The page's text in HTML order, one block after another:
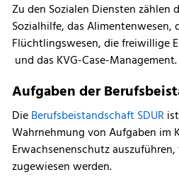
Zu den Sozialen Diensten zählen
Sozialhilfe, das Alimentenwesen,
Flüchtlingswesen, die freiwillige
und das KVG-Case-Management.
Aufgaben der
DieBerufsbeistandschaft SDUR
Wahrnehmung von Aufgaben im
Erwachsenenschutz
zugewiesen werden.